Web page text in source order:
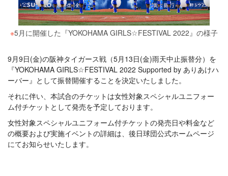
※5月に開催した『YOKOHAMA GIRLS☆FESTIVAL 2022』の様子
9月9日(金)の阪神タイガース戦（5月13日(金)雨天中止振替分）を
『YOKOHAMA GIRLS☆FESTIVAL 2022 Supported by ありあけハ
ーバー』として振替開催することを決定いたしました。
それに伴い、本試合のチケットは女性対象スペシャルユニフォー
ム付チケットとして発売を予定しております。
女性対象スペシャルユニフォーム付チケットの発売日や料金など
の概要および実施イベントの詳細は、後日球団公式ホームページ
にてお知らせいたします。